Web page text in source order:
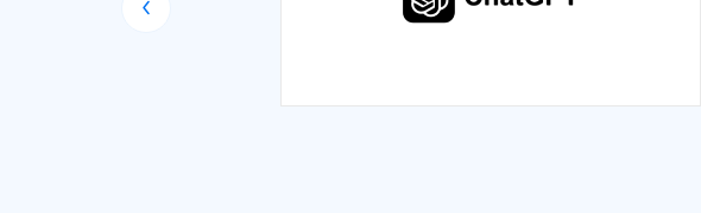
mundo para criar